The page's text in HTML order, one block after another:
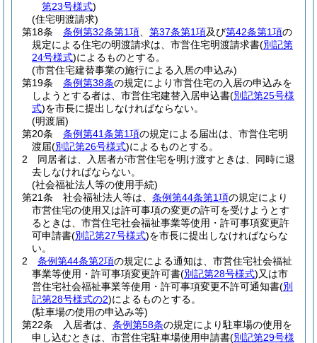
第23号様式)
(住宅明渡請求)
第18条
条例第32条第1項 第37条第1項及び第42条第1項の
規定による住宅の明渡請求は、市営住宅明渡請求書(別記第
24号様式)によるものとする。
(市営住宅建替事業の施行による入居の申込み)
第19条
条例第38条の規定により市営住宅の入居の申込みを
しようとする者は、市営住宅建替入居申込書(別記第25号様
式)を市長に提出しなければならない。
(明渡届)
第20条
条例第41条第1項の規定による届出は、市営住宅明
渡届(別記第26号様式)によるものとする。
2
同居者は、入居者が市営住宅を明け渡すときは、同時に退
去しなければならない。
(社会福祉法人等の使用手続)
第21条
社会福祉法人等は、 条例第44条第1項の規定により
市営住宅の使用又は許可事項の変更の許可を受けようとす
るときは、市営住宅社会福祉事業等使用・許可事項変更許
可申請書(別記第27号様式)を市長に提出しなければならな
い。
2
条例第44条第2項の規定による通知は、市営住宅社会福祉
事業等使用・許可事項変更許可書(別記第28号様式)又は市
営住宅社会福祉事業等使用・許可事項変更不許可通知書(別
記第28号様式の2)によるものとする。
(駐車場の使用の申込み等)
第22条
入居者は、 条例第58条の規定により駐車場の使用を
申し込むときは、市営住宅駐車場使用申請書(別記第29号様